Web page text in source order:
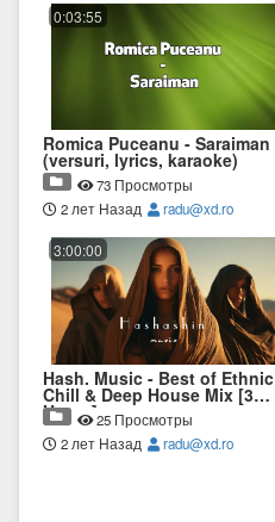
0:03:55
Romica Puceanu - Saraiman
(versuri, lyrics, karaoke)
73 Просмотры
2 лет Назад
radu@xd.ro
3:00:00
Hash. Music - Best of Ethnic
Chill & Deep House Mix [3
Hours]25 Просмотры
2 лет Назад
radu@xd.ro